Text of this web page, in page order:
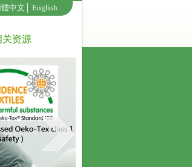
中文 English
关资源